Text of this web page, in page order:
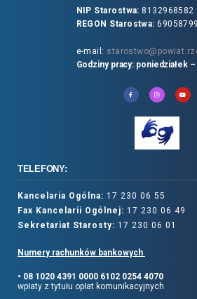
NIP Starostwa: 8132968582
REGON Starostwa:
e-mail:
Godziny pracy: poniedziałek
TELEFONY:
Kancelaria Ogólna: 17 230 06 55
Fax Kancelarii Ogólnej: 17 230 06 49
Sekretariat Starosty: 17 230 06 01
Numery rachunków bankowych
• 08 1020 4391 0000 6102 0254 4070
wpłaty z tytułu opłat komunikacyjnych